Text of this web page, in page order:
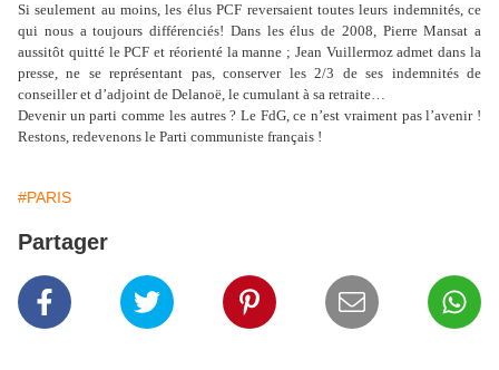
Si seulement au moins, les élus PCF reversaient toutes leurs indemnités, ce
qui nous a toujours différenciés! Dans les élus de 2008, Pierre Mansat a
aussitôt quitté le PCF et réorienté la manne ; Jean Vuillermoz admet dans la
presse, ne se représentant pas, conserver les 2/3 de ses indemnités de
conseiller et d’adjoint de Delanoë, le cumulant à sa retraite…
Devenir un parti comme les autres ? Le FdG, ce n’est vraiment pas l’avenir !
Restons, redevenons le Parti communiste français !
#PARIS
Partager